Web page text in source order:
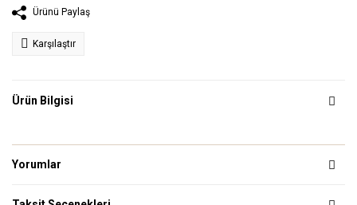
Ürünü Paylaş
Karşılaştır
Ürün Bilgisi
Yorumlar